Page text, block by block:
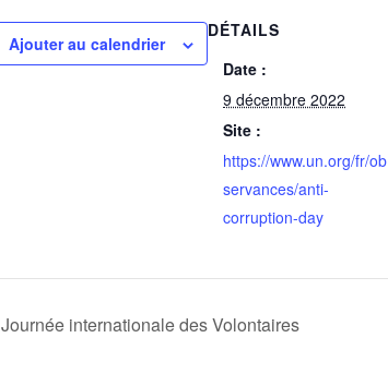
Ajouter au calendrier
DÉTAILS
Date :
9 décembre 2022
Site :
https://www.un.org/fr/ob
servances/anti-
corruption-day
Journée internationale des Volontaires